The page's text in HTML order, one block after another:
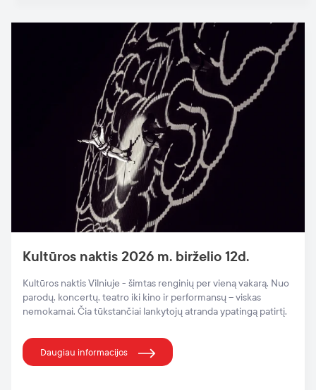
Kultūros naktis 2026 m. birželio 12d.
Kultūros naktis Vilniuje - šimtas renginių per vieną vakarą. Nuo
parodų, koncertų, teatro iki kino ir performansų – viskas
nemokamai. Čia tūkstančiai lankytojų atranda ypatingą patirtį.
Daugiau informacijos